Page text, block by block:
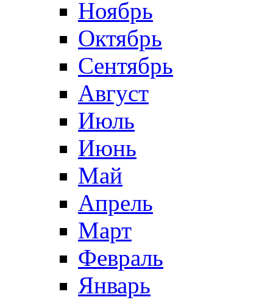
Ноябрь
Октябрь
Сентябрь
Август
Июль
Июнь
Май
Апрель
Март
Февраль
Январь